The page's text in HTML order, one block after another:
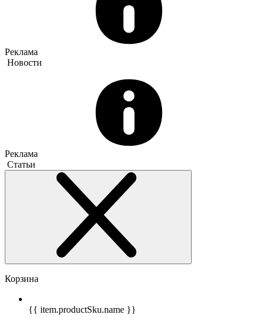
Реклама
Новости
Реклама
Статьи
Корзина
{{ item.productSku.name }}